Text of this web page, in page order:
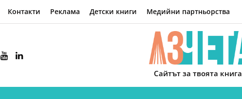
Контакти Реклама Детски книги Медийни партньорства
Сайтът за твоята книга